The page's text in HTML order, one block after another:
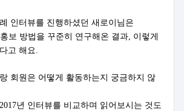
인터뷰를 진행하셨던 새로이님은
보 방법을 꾸준히 연구해온 결과, 이렇게
고 해요.
회원은 어떻게 활동하는지 궁금하지 않
년 인터뷰를 비교하며 읽어보시는 것도